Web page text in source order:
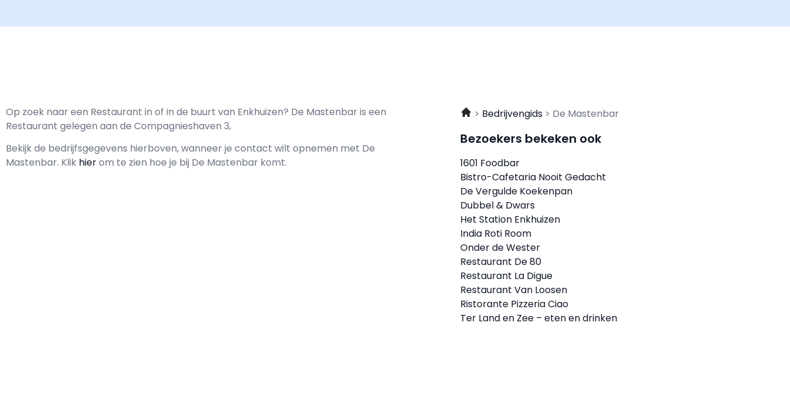
Op zoek naar een Restaurant in of in de buurt van Enkhuizen? De Mastenbar is een
Restaurant gelegen aan de Compagnieshaven 3,
Bekijk de bedrijfsgegevens hierboven, wanneer je contact wilt opnemen met De
Mastenbar. Klik hierom te zien hoe je bij De Mastenbar komt.
Bedrijvengids De Mastenbar
Bezoekers bekeken ook
1601 Foodbar
Bistro-Cafetaria Nooit Gedacht
De Vergulde Koekenpan
Dubbel & Dwars
Het Station Enkhuizen
India Roti Room
Onder de Wester
Restaurant De 80
Restaurant La Digue
Restaurant Van Loosen
Ristorante Pizzeria Ciao
Ter Land en Zee – eten en drinken